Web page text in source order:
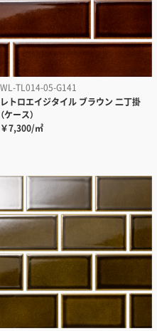
WL-TL014-05-G141
レトロエイジタイル ブラウン 二丁掛
（ケース）
￥7,300/㎡